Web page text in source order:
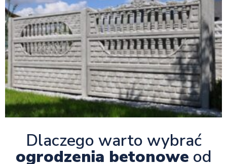
Dlaczego warto wybrać
ogrodzenia betonowe od